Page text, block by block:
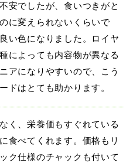
安でしたが、食いつきがと
に変えられないくらいで
い色になりました。ロイヤ
によっても内容物が異なる
アになりやすいので、こう
ドはとても助かります。
く、栄養価もすぐれている
食べてくれます。価格もリ
ク仕様のチャックも付いて